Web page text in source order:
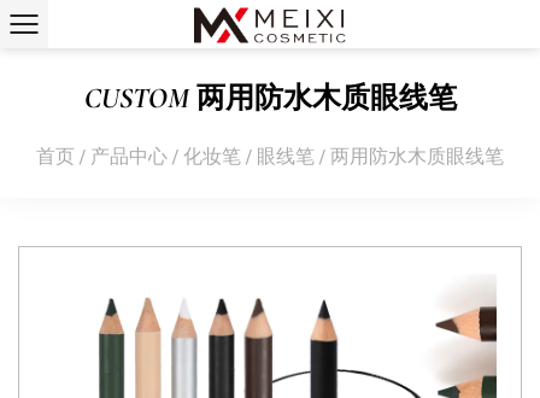
CUSTOM 两用防水木质眼线笔
首页 / 产品中心 / 化妆笔 / 眼线笔 / 两用防水木质眼线笔